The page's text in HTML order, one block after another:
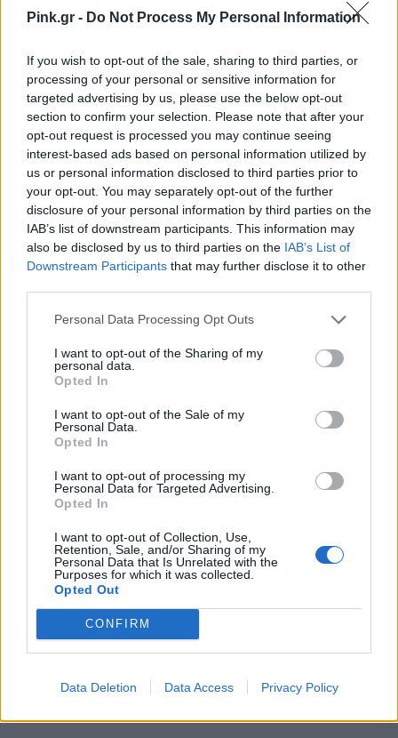
Pink.gr - Do Not Process My Personal Information
If you wish to opt-out of the sale, sharing to third parties, or
processing of your personal or sensitive information for
targeted advertising by us, please use the below opt-out
section to confirm your selection. Please note that after your
opt-out request is processed you may continue seeing
interest-based ads based on personal information utilized by
us or personal information disclosed to third parties prior to
your opt-out. You may separately opt-out of the further
disclosure of your personal information by third parties on the
IAB’s list of downstream participants. This information may
also be disclosed by us to third parties on the IAB’s List of
Downstream Participants that may further disclose it to other
Personal Data Processing Opt Outs
I want to opt-out of the Sharing of my
personal data.
Opted In
I want to opt-out of the Sale of my
Personal Data.
Opted In
I want to opt-out of processing my
Personal Data for Targeted Advertising.
Opted In
I want to opt-out of Collection, Use,
Retention, Sale, and/or Sharing of my
Personal Data that Is Unrelated with the
Purposes for which it was collected.
Opted Out
CONFIRM
Data Deletion Data Access Privacy Policy
Chasing Fonzo...🔥🙏🌅🇺🇸🌠🌠🌠🌠😇😇😇😇
Η δημοσίευση κοινοποιήθηκε από το χρήστη (@tomhardy) στις